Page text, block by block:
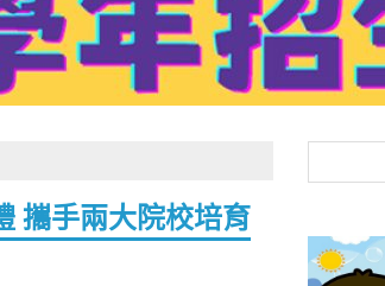
攜手兩大院校培育
尋